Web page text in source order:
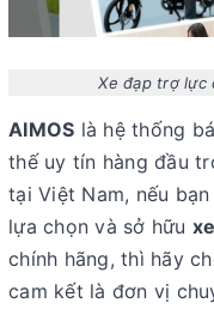
Xe đạp trợ lực
AIMOS là hệ thống
thế uy tín hàng đầu
tại Việt Nam, nếu
lựa chọn và sở hữu
chính hãng, thì hãy
cam kết là đơn vị